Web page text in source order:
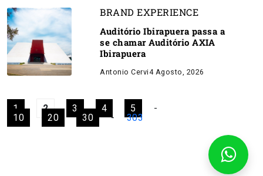
BRAND EXPERIENCE
Auditório Ibirapuera passa a
se chamar Auditório AXIA
Ibirapuera
Antonio Cervi4 Agosto, 2026
1 2 3 4 5
-
10
20 30 - 303